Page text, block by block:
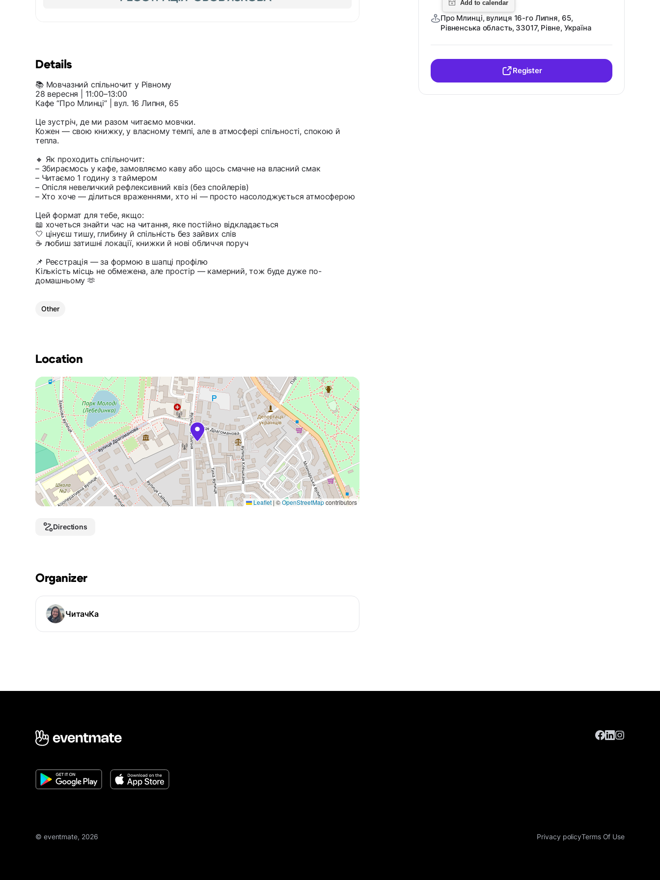
Details
📚 Мовчазний спільночит у Рівному
28 вересня | 11:00–13:00
Кафе “Про Млинці” | вул. 16 Липня, 65
Це зустріч, де ми разом читаємо мовчки.
Кожен — свою книжку, у власному темпі, але в атмосфері спільності, спокою й
тепла.
🔸 Як проходить спільночит:
– Збираємось у кафе, замовляємо каву або щось смачне на власний смак
– Читаємо 1 годину з таймером
– Опісля невеличкий рефлексивний квіз (без спойлерів)
– Хто хоче — ділиться враженнями, хто ні — просто насолоджується атмосферою
Цей формат для тебе, якщо:
📖 хочеться знайти час на читання, яке постійно відкладається
🤍 цінуєш тишу, глибину й спільність без зайвих слів
☕️ любиш затишні локації, книжки й нові обличчя поруч
📌 Реєстрація — за формою в шапці профілю
Кількість місць не обмежена, але простір — камерний, тож буде дуже по-
домашньому 🫶
Other
Location
Leaflet | ©OpenStreetMapcontributors
Directions
Organizer
ЧитачКа
Про Млинці, вулиця 16-го Липня, 65,
Рівненська область, 33017, Рівне, Україна
Register
© eventmate, 2026 Privacy policyTerms Of Use